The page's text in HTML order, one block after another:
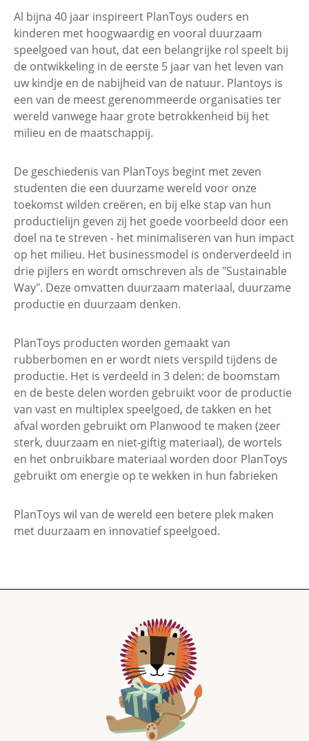
Al bijna 40 jaar inspireert PlanToys ouders en
kinderen met hoogwaardig en vooral duurzaam
speelgoed van hout, dat een belangrijke rol speelt bij
de ontwikkeling in de eerste 5 jaar van het leven van
uw kindje en de nabijheid van de natuur. Plantoys is
een van de meest gerenommeerde organisaties ter
wereld vanwege haar grote betrokkenheid bij het
milieu en de maatschappij.
De geschiedenis van PlanToys begint met zeven
studenten die een duurzame wereld voor onze
toekomst wilden creëren, en bij elke stap van hun
productielijn geven zij het goede voorbeeld door een
doel na te streven - het minimaliseren van hun impact
op het milieu. Het businessmodel is onderverdeeld in
drie pijlers en wordt omschreven als de "Sustainable
Way". Deze omvatten duurzaam materiaal, duurzame
productie en duurzaam denken.
PlanToys producten worden gemaakt van
rubberbomen en er wordt niets verspild tijdens de
productie. Het is verdeeld in 3 delen: de boomstam
en de beste delen worden gebruikt voor de productie
van vast en multiplex speelgoed, de takken en het
afval worden gebruikt om Planwood te maken (zeer
sterk, duurzaam en niet-giftig materiaal), de wortels
en het onbruikbare materiaal worden door PlanToys
gebruikt om energie op te wekken in hun fabrieken
PlanToys wil van de wereld een betere plek maken
met duurzaam en innovatief speelgoed.